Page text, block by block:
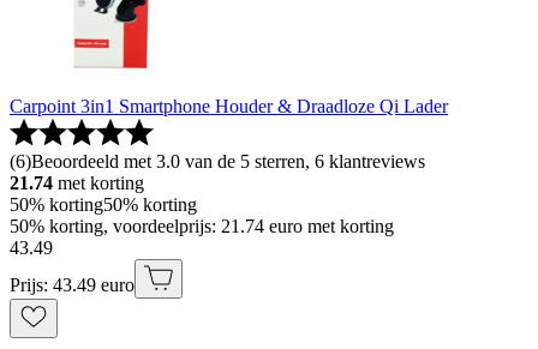
Carpoint 3in1 Smartphone Houder & Draadloze Qi Lader
(6)Beoordeeld met 3.0 van de 5 sterren, 6 klantreviews
21.74 met korting
50% korting50% korting
50% korting, voordeelprijs: 21.74 euro met korting
43.49
Prijs: 43.49 euro